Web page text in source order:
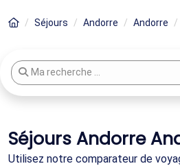
Séjours Andorre Andorre
Modifier votre recherche
Ma recherche ...
Séjours Andorre
Utilisez notre comparateur de